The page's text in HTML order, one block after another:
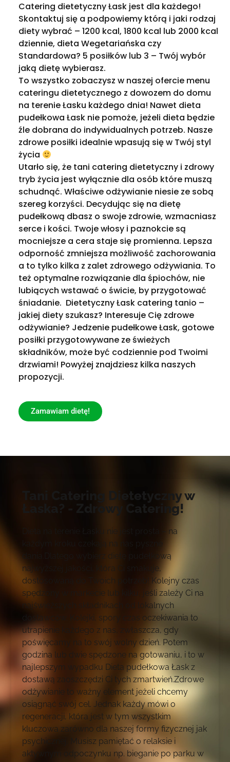
Catering dietetyczny Łask jest dla każdego!
Skontaktuj się a podpowiemy którą i jaki rodzaj
diety wybrać – 1200 kcal, 1800 kcal lub 2000 kcal
dziennie, dieta Wegetariańska czy
Standardowa? 5 posiłków lub 3 – Twój wybór
jaką dietę wybierasz.
To wszystko zobaczysz w naszej ofercie menu
cateringu dietetycznego z dowozem do domu
na terenie Łasku każdego dnia! Nawet dieta
pudełkowa Łask nie pomoże, jeżeli dieta będzie
źle dobrana do indywidualnych potrzeb. Nasze
zdrowe posiłki idealnie wpasują się w Twój styl
życia
Utarło się, że tani catering dietetyczny i zdrowy
tryb życia jest wyłącznie dla osób które muszą
schudnąć. Właściwe odżywianie niesie ze sobą
szereg korzyści. Decydując się na dietę
pudełkową dbasz o swoje zdrowie, wzmacniasz
serce i kości. Twoje włosy i paznokcie są
mocniejsze a cera staje się promienna. Lepsza
odporność zmniejsza możliwość zachorowania
a to tylko kilka z zalet zdrowego odżywiania. To
też optymalne rozwiązanie dla śpiochów, nie
lubiących wstawać o świcie, by przygotować
śniadanie. Dietetyczny Łask catering tanio –
jakiej diety szukasz? Interesuje Cię zdrowe
odżywianie? Jedzenie pudełkowe Łask, gotowe
posiłki przygotowywane ze świeżych
składników, może być codziennie pod Twoimi
drzwiami! Powyżej znajdziesz kilka naszych
propozycji.
Zamawiam dietę!
Tani Catering Dietetyczny w
Łaska? - Zdrowy Catering!
Dieta na terenie Łasku nie jest prosta – na
każdym kroku czekają na nas pyszne
dania.Dlatego wybierz dietę pudełkową
najwyższej jakości, która Ci smakuje,
dostosowaną do Twoich potrzeb! Kolejny czas
spędzony w markecie lub kilku, jeśli zależy Ci na
najświeższych składnikach od lokalnych
dostawców. Kolejki, spory czas oczekiwania to
utrapienie każdego z nas, zwłaszcza, gdy
poświęcamy na to swój wolny dzień. Potem
godzina lub dwie spędzone na gotowaniu, i to w
najlepszym wypadku Dieta pudełkowa Łask z
dostawą zaoszczędzi Ci tych zmartwień.Zdrowe
odżywianie to ważny element jeżeli chcemy
osiągnąć swój cel. Jednak każdy mówi o
regeneracji, która jest w tym wszystkim
kluczowa zarówno dla naszej formy fizycznej jak
psychicznej. Musisz pamiętać o relaksie i
aktywnym odpoczynku np. bieganie po parku w